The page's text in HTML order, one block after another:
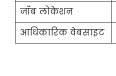
जॉब लोकेशन
आधिकारिक वेबसाइट